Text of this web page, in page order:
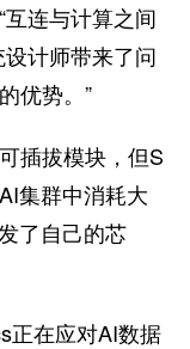
连与计算之间
计师带来了问
优势。”
插拔模块，但S
集群中消耗大
了自己的芯
正在应对AI数据